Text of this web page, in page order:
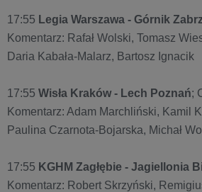
17:55 Legia Warszawa - Górnik
Komentarz: Rafał Wolski, Tomasz
Daria Kabała-Malarz, Bartosz Ignacik
17:55 Wisła Kraków - Lech Poznań;
Komentarz: Adam Marchliński, Kamil
Paulina Czarnota-Bojarska, Michał
17:55 KGHM Zagłębie - Jagiellonia
Komentarz: Robert Skrzyński,